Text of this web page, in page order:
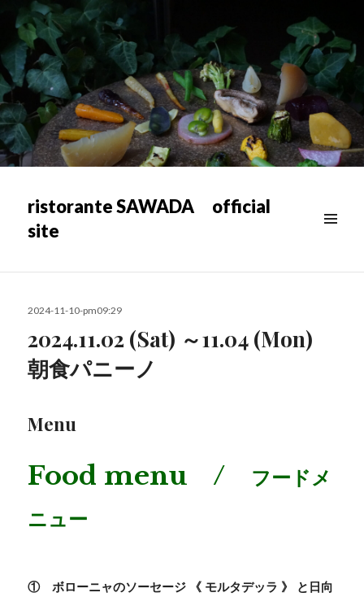
ristorante SAWADA official
site
ット
投
日:
2024-11-10-pm09:29
2024.11.02 (Sat) ～11.04 (Mon)
朝食パニーノ
Menu
Food menu /
フードメ
ニュー
① ボローニャのソーセージ 《 モルタデッラ 》 と日向